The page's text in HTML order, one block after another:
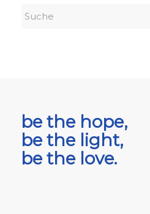
be the hope,
be the light,
be the love.